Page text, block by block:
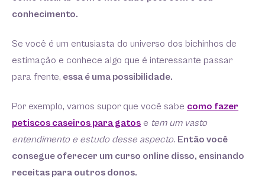
conhecimento.
Se você é um entusiasta do universo dos bichinhos de
estimação e conhece algo que é interessante passar
para frente, essa é uma possibilidade.
Por exemplo, vamos supor que você sabe como fazer
petiscos caseiros para gatos e tem um vasto
entendimento e estudo desse aspecto. Então você
consegue oferecer um curso online disso, ensinando
receitas para outros donos.